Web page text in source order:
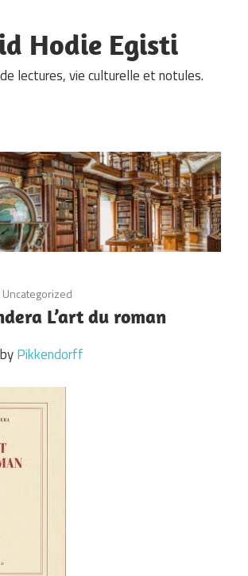
Hodie Egisti
lectures, vie culturelle et notules.
Uncategorized
L’art du roman
Pikkendorff